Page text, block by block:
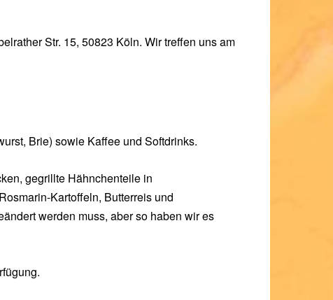
Str. 15, 50823 Köln. Wir treffen uns am
Brie) sowie Kaffee und Softdrinks.
gegrillte Hähnchenteile in
Kartoffeln, Butterreis und
werden muss, aber so haben wir es